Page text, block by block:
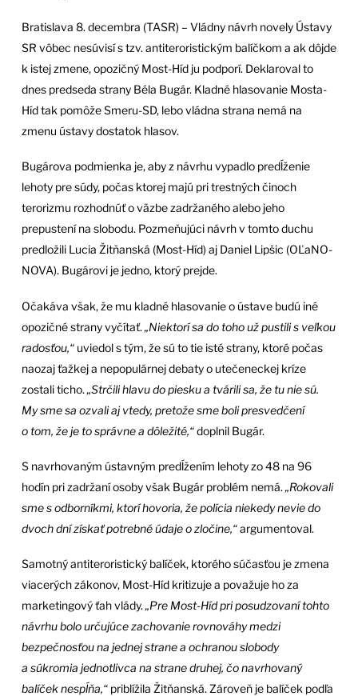
Bratislava 8. decembra (TASR) – Vládny návrh novely Ústavy
SR vôbec nesúvisí s tzv. antiteroristickým balíčkom a ak dôjde
k istej zmene, opozičný Most-Híd ju podporí. Deklaroval to
dnes predseda strany Béla Bugár. Kladné hlasovanie Mosta-
Híd tak pomôže Smeru-SD, lebo vládna strana nemá na
zmenu ústavy dostatok hlasov.
Bugárova podmienka je, aby z návrhu vypadlo predĺženie
lehoty pre súdy, počas ktorej majú pri trestných činoch
terorizmu rozhodnúť o väzbe zadržaného alebo jeho
prepustení na slobodu. Pozmeňujúci návrh v tomto duchu
predložili Lucia Žitňanská (Most-Híd) aj Daniel Lipšic (OĽaNO-
NOVA). Bugárovi je jedno, ktorý prejde.
Očakáva však, že mu kladné hlasovanie o ústave budú iné
opozičné strany vyčítať. „Niektorí sa do toho už pustili s veľkou
radosťou,“uviedol s tým, že sú to tie isté strany, ktoré počas
naozaj ťažkej a nepopulárnej debaty o utečeneckej kríze
zostali ticho. „Strčili hlavu do piesku a tvárili sa, že tu nie sú.
My sme sa ozvali aj vtedy, pretože sme boli presvedčení
o tom, že je to správne a dôležité,“doplnil Bugár.
S navrhovaným ústavným predĺžením lehoty zo 48 na 96
hodín pri zadržaní osoby však Bugár problém nemá. „Rokovali
sme s odborníkmi, ktorí hovoria, že polícia niekedy nevie do
dvoch dní získať potrebné údaje o zločine,“argumentoval.
Samotný antiteroristický balíček, ktorého súčasťou je zmena
viacerých zákonov, Most-Híd kritizuje a považuje ho za
marketingový ťah vlády. „Pre Most-Híd pri posudzovaní tohto
návrhu bolo určujúce zachovanie rovnováhy medzi
bezpečnosťou na jednej strane a ochranou slobody
a súkromia jednotlivca na strane druhej, čo navrhovaný
balíček nespĺňa,“ priblížila Žitňanská. Zároveň je balíček podľa